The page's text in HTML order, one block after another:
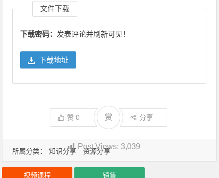
所属分类： 知识分享 资源分享
文件下载
下载密码： 发表评论并刷新可见！
下载地址
Post Views:3,039
赞0 赏 分享
视频课程 销售